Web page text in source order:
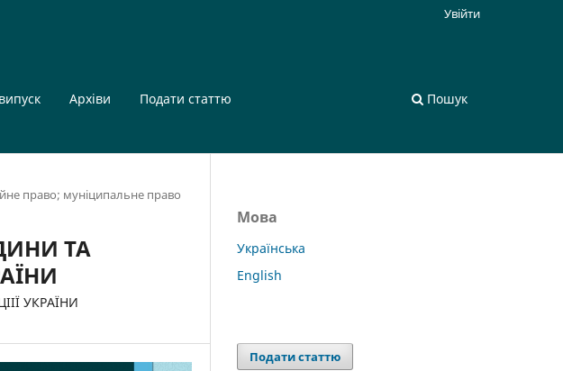
Архіви Подати статтю Пошук
Увійти
правo; муніципальне право
ТА
УКРАЇНИ
Мова
Українська
English
Подати статтю